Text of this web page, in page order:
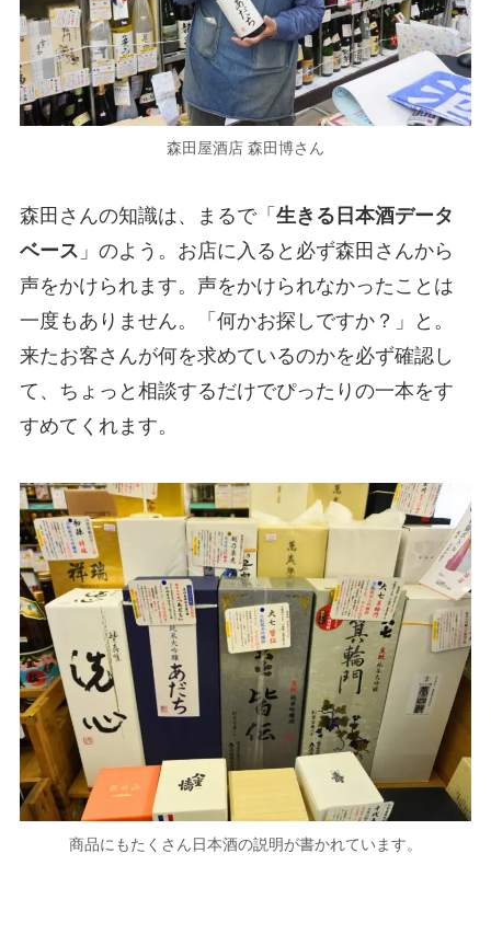
森田屋酒店 森田博さん
森田さんの知識は、まるで「 生きる日本酒データ
ベース 」のよう。お店に入ると必ず森田さんから
声をかけられます。声をかけられなかったことは
一度もありません。「何かお探しですか？」と。
来たお客さんが何を求めているのかを必ず確認し
て、ちょっと相談するだけでぴったりの一本をす
すめてくれます。
商品にもたくさん日本酒の説明が書かれています。